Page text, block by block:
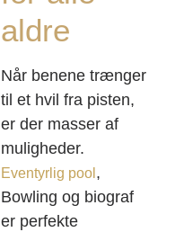
aldre
Når benene trænger
til et hvil fra pisten,
er der masser af
muligheder.
Eventyrlig pool ,
Bowling og biograf
er perfekte